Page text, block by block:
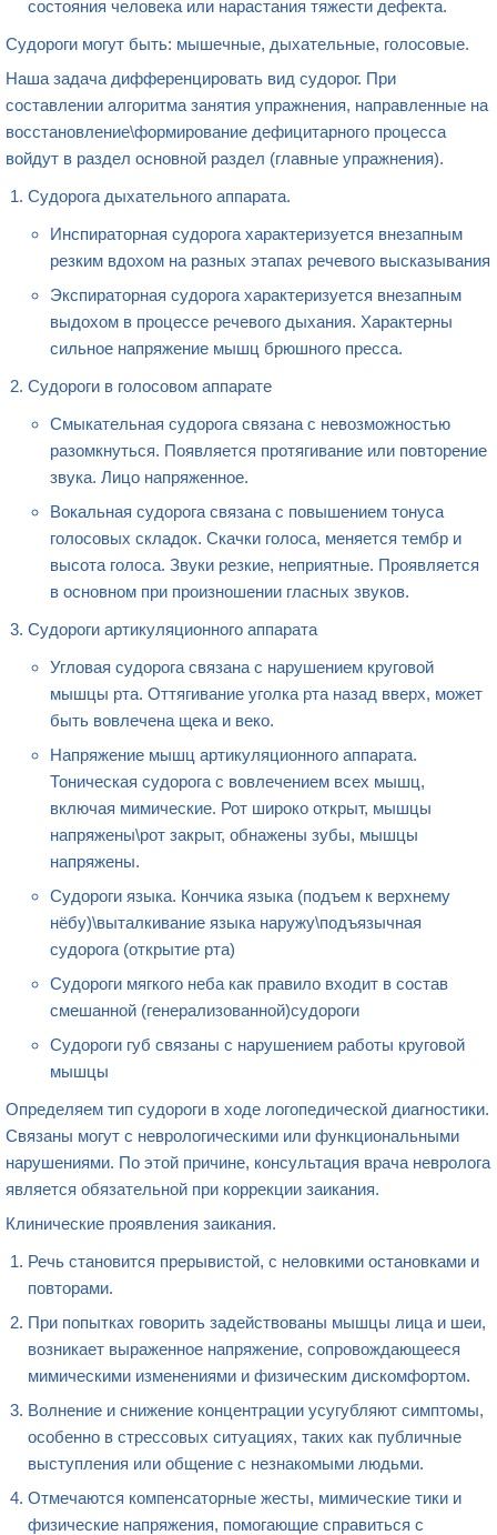
состояния человека или нарастания тяжести дефекта.
Судороги могут быть: мышечные, дыхательные, голосовые.
Наша задача дифференцировать вид судорог. При
составлении алгоритма занятия упражнения, направленные на
восстановление\формирование дефицитарного процесса
войдут в раздел основной раздел (главные упражнения).
Судорога дыхательного аппарата.
Инспираторная судорога характеризуется внезапным
резким вдохом на разных этапах речевого высказывания
Экспираторная судорога характеризуется внезапным
выдохом в процессе речевого дыхания. Характерны
сильное напряжение мышц брюшного пресса.
Судороги в голосовом аппарате
Смыкательная судорога связана с невозможностью
разомкнуться. Появляется протягивание или повторение
звука. Лицо напряженное.
Вокальная судорога связана с повышением тонуса
голосовых складок. Скачки голоса, меняется тембр и
высота голоса. Звуки резкие, неприятные. Проявляется
в основном при произношении гласных звуков.
Судороги артикуляционного аппарата
Угловая судорога связана с нарушением круговой
мышцы рта. Оттягивание уголка рта назад вверх, может
быть вовлечена щека и веко.
Напряжение мышц артикуляционного аппарата.
Тоническая судорога с вовлечением всех мышц,
включая мимические. Рот широко открыт, мышцы
напряжены\рот закрыт, обнажены зубы, мышцы
напряжены.
Судороги языка. Кончика языка (подъем к верхнему
нёбу)\выталкивание языка наружу\подъязычная
судорога (открытие рта)
Судороги мягкого неба как правило входит в состав
смешанной (генерализованной)судороги
Судороги губ связаны с нарушением работы круговой
мышцы
Определяем тип судороги в ходе логопедической диагностики.
Связаны могут с неврологическими или функциональными
нарушениями. По этой причине, консультация врача невролога
является обязательной при коррекции заикания.
Клинические проявления заикания.
Речь становится прерывистой, с неловкими остановками и
повторами.
При попытках говорить задействованы мышцы лица и шеи,
возникает выраженное напряжение, сопровождающееся
мимическими изменениями и физическим дискомфортом.
Волнение и снижение концентрации усугубляют симптомы,
особенно в стрессовых ситуациях, таких как публичные
выступления или общение с незнакомыми людьми.
Отмечаются компенсаторные жесты, мимические тики и
физические напряжения, помогающие справиться с